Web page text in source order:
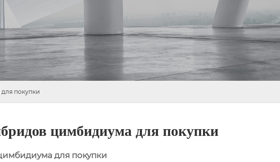
покупки
цимбидиума для покупки
для покупки